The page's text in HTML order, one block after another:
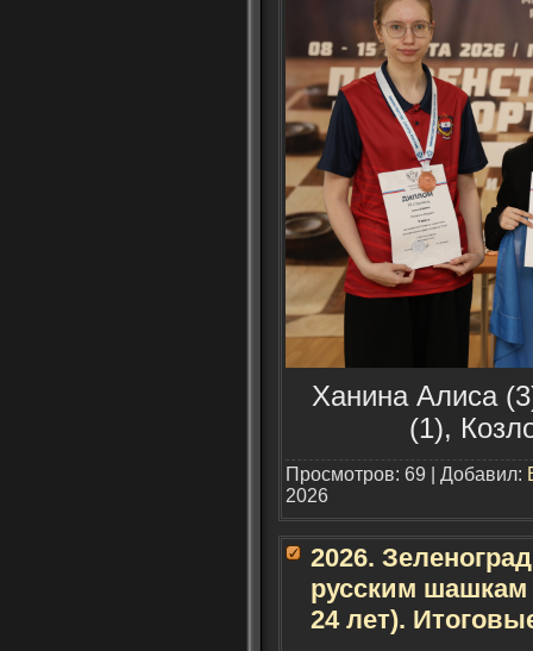
Ханина Алиса
(1),
Просмотров: 69 | Добавил:
2026
2026.
русским
24 лет).